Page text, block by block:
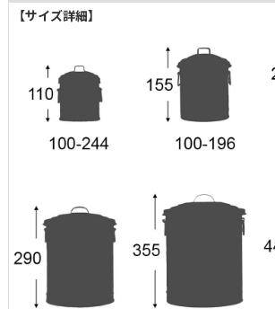
【サイズ詳細】